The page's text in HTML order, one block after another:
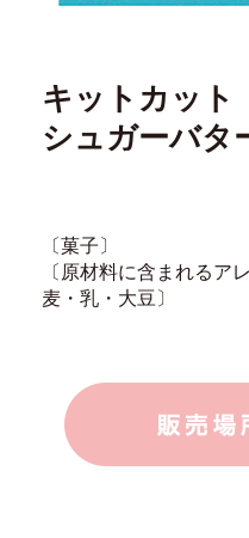
キットカット
シュガーバタ
〔菓子〕
〔原材料に含まれるア
麦・乳・大豆〕